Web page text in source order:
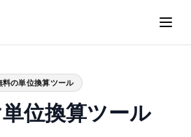
料の単位換算ツール
位換算ツール